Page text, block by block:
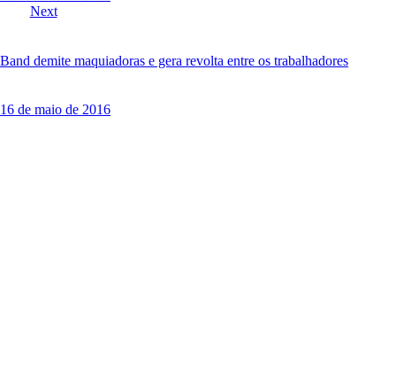
Next
Band demite maquiadoras e gera revolta entre os trabalhadores
16 de maio de 2016